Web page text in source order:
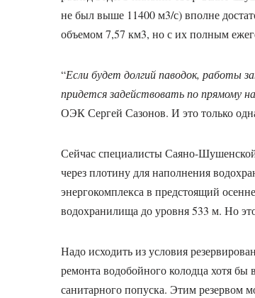
не был выше 11400 м3/с) вполне
объемом 7,57 км3, но с их полным
“Если будет долгий паводок, работы
придется задействовать по прямому
ОЭК Сергей Сазонов. И это только
Сейчас специалисты Саяно-
через плотину для наполнения
энергокомплекса в предстоящий
водохранилища до уровня 533 м. Но
Надо исходить из условия
ремонта водобойного колодца хотя бы
санитарного попуска. Этим резервом